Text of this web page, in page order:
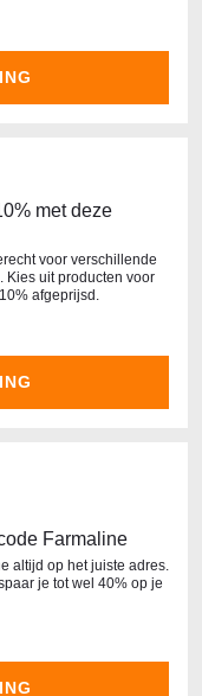
met deze
voor verschillende
Kies uit producten voor
afgeprijsd.
Farmaline
altijd op het juiste adres.
je tot wel 40% op je